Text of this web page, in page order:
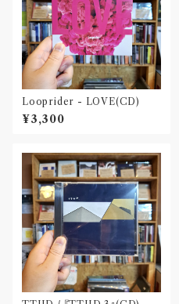
Looprider - LOVE(CD)
¥3,300